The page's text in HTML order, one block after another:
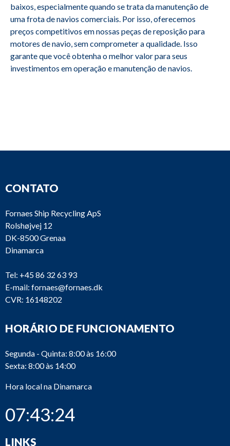
baixos, especialmente quando se trata da manutenção de
uma frota de navios comerciais. Por isso, oferecemos
preços competitivos em nossas peças de reposição para
motores de navio, sem comprometer a qualidade. Isso
garante que você obtenha o melhor valor para seus
investimentos em operação e manutenção de navios.
CONTATO
Fornaes Ship Recycling ApS
Rolshøjvej 12
DK-8500 Grenaa
Dinamarca
Tel: +45 86 32 63 93
E-mail: fornaes@fornaes.dk
CVR: 16148202
HORÁRIO DE FUNCIONAMENTO
Segunda - Quinta: 8:00 às 16:00
Sexta: 8:00 às 14:00
Hora local na Dinamarca
07:43:25
LINKS